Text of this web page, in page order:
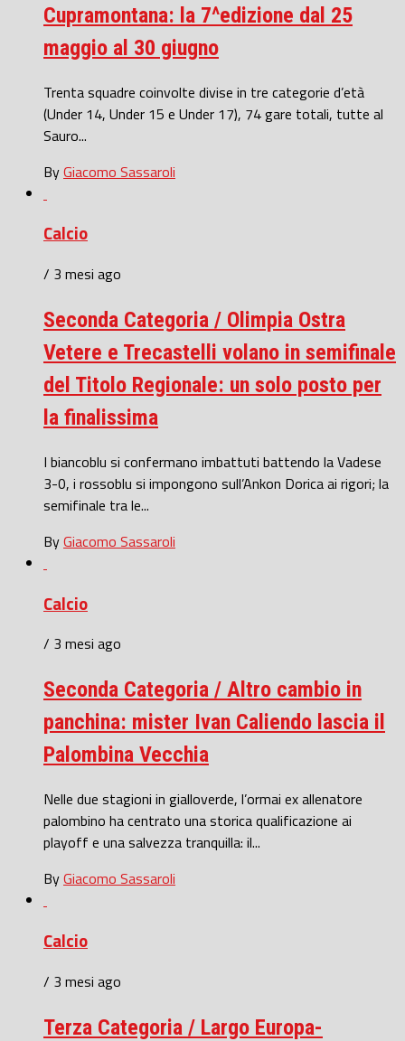
Cupramontana: la 7^edizione dal 25
maggio al 30 giugno
Trenta squadre coinvolte divise in tre categorie d’età
(Under 14, Under 15 e Under 17), 74 gare totali, tutte al
Sauro...
ByGiacomo Sassaroli
Calcio
/ 3 mesi ago
Seconda Categoria / Olimpia Ostra
Vetere e Trecastelli volano in semifinale
del Titolo Regionale: un solo posto per
la finalissima
I biancoblu si confermano imbattuti battendo la Vadese
3-0, i rossoblu si impongono sull’Ankon Dorica ai rigori; la
semifinale tra le...
ByGiacomo Sassaroli
Calcio
/ 3 mesi ago
Seconda Categoria / Altro cambio in
panchina: mister Ivan Caliendo lascia il
Palombina Vecchia
Nelle due stagioni in gialloverde, l’ormai ex allenatore
palombino ha centrato una storica qualificazione ai
playoff e una salvezza tranquilla: il...
ByGiacomo Sassaroli
Calcio
/ 3 mesi ago
Terza Categoria / Largo Europa-